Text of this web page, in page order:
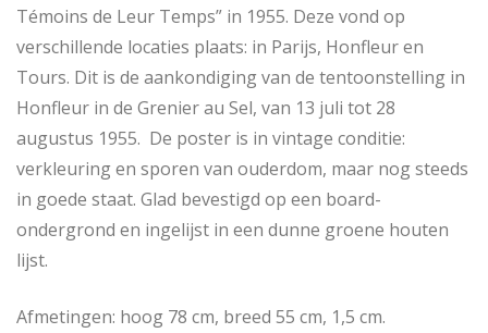
Témoins de Leur Temps” in 1955. Deze vond op
verschillende locaties plaats: in Parijs, Honfleur en
Tours. Dit is de aankondiging van de tentoonstelling in
Honfleur in de Grenier au Sel, van 13 juli tot 28
augustus 1955. De poster is in vintage conditie:
verkleuring en sporen van ouderdom, maar nog steeds
in goede staat. Glad bevestigd op een board-
ondergrond en ingelijst in een dunne groene houten
lijst.
Afmetingen: hoog 78 cm, breed 55 cm, 1,5 cm.